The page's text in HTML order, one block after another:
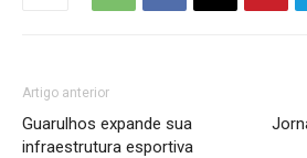
Artigo anterior
Guarulhos expande sua
infraestrutura esportiva